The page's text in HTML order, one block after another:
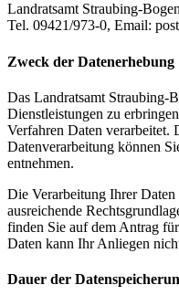
Landratsamt Straubing-
Tel. 09421/973-0, Email:
Zweck der Datenerhebung
Das Landratsamt Straubing-
Dienstleistungen zu
Verfahren Daten verarbeitet.
Datenverarbeitung können
entnehmen.
Die Verarbeitung Ihrer
ausreichende
finden Sie auf dem Antrag
Daten kann Ihr Anliegen
Dauer der